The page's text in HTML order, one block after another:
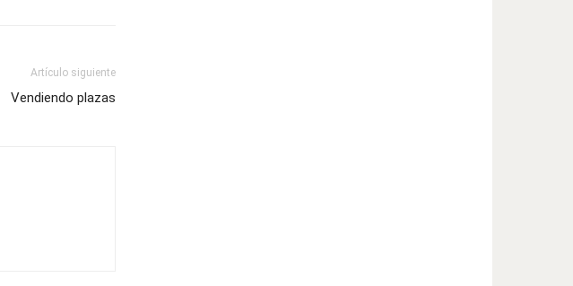
Artículo siguiente
Vendiendo plazas